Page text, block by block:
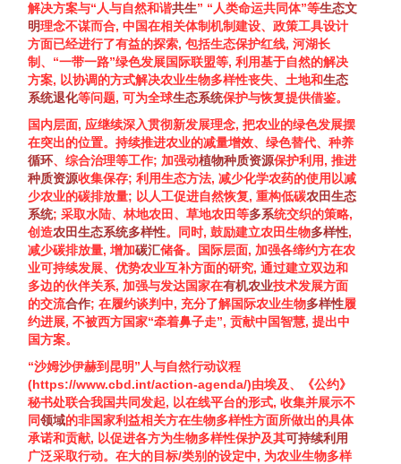
解决方案与“人与自然和谐共生” “人类命运共同体”等生态文
明理念不谋而合, 中国在相关体制机制建设、政策工具设计
方面已经进行了有益的探索, 包括生态保护红线, 河湖长
制、“一带一路”绿色发展国际联盟等, 利用基于自然的解决
方案, 以协调的方式解决农业生物多样性丧失、土地和生态
系统退化等问题, 可为全球生态系统保护与恢复提供借鉴。
国内层面, 应继续深入贯彻新发展理念, 把农业的绿色发展摆
在突出的位置。持续推进农业的减量增效、绿色替代、种养
循环、综合治理等工作; 加强动植物种质资源保护利用, 推进
种质资源收集保存; 利用生态方法, 减少化学农药的使用以减
少农业的碳排放量; 以人工促进自然恢复, 重构低碳农田生态
系统; 采取水陆、林地农田、草地农田等多系统交织的策略,
创造农田生态系统多样性。同时, 鼓励建立农田生物多样性,
减少碳排放量, 增加碳汇储备。国际层面, 加强各缔约方在农
业可持续发展、优势农业互补方面的研究, 通过建立双边和
多边的伙伴关系, 加强与发达国家在有机农业技术发展方面
的交流合作; 在履约谈判中, 充分了解国际农业生物多样性履
约进展, 不被西方国家“牵着鼻子走”, 贡献中国智慧, 提出中
国方案。
“沙姆沙伊赫到昆明”人与自然行动议程
(https://www.cbd.int/action-agenda/)由埃及、《公约》
秘书处联合我国共同发起, 以在线平台的形式, 收集并展示不
同领域的非国家利益相关方在生物多样性方面所做出的具体
承诺和贡献, 以促进各方为生物多样性保护及其可持续利用
广泛采取行动。在大的目标/类别的设定中, 为农业生物多样